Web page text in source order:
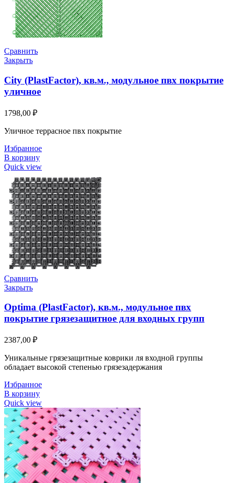
Сравнить
Закрыть
City (PlastFactor), кв.м., модульное пвх покрытие
уличное
1798,00 ₽
Уличное террасное пвх покрытие
Избранное
В корзину
Quick view
Сравнить
Закрыть
Optima (PlastFactor), кв.м., модульное пвх
покрытие грязезащитное для входных групп
2387,00 ₽
Уникальные грязезащитные коврики ля входной группы
обладает высокой степенью грязезадержания
Избранное
В корзину
Quick view